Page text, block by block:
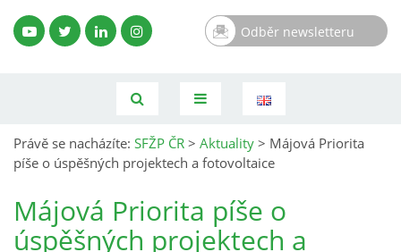
Odběr newsletteru
Právě se nacházíte: SFŽP ČR > Aktuality > Májová Priorita
píše o úspěšných projektech a fotovoltaice
Májová Priorita píše o
úspěšných projektech a